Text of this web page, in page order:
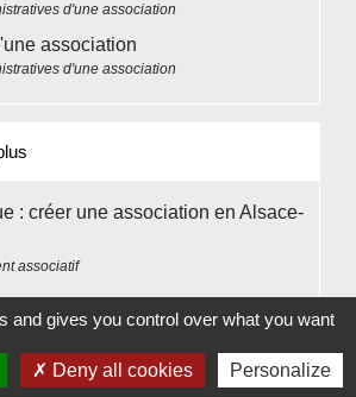
d'une association
association
d'une association
: créer une association en Alsace-
associatif
and gives you control over what you want
Deny all cookies Personalize